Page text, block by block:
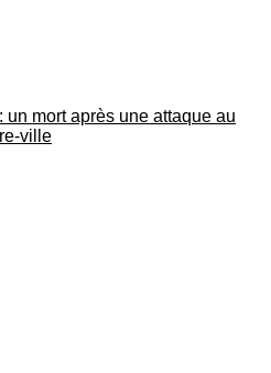
un mort après une attaque au
ville